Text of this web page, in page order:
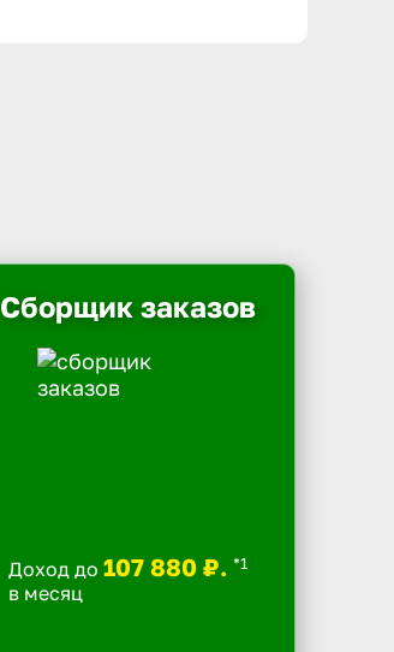
Сборщик заказов
Доход до 107 880 ₽. *1
в месяц